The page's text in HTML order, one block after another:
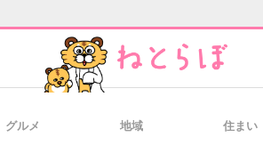
グルメ 地域 住まい